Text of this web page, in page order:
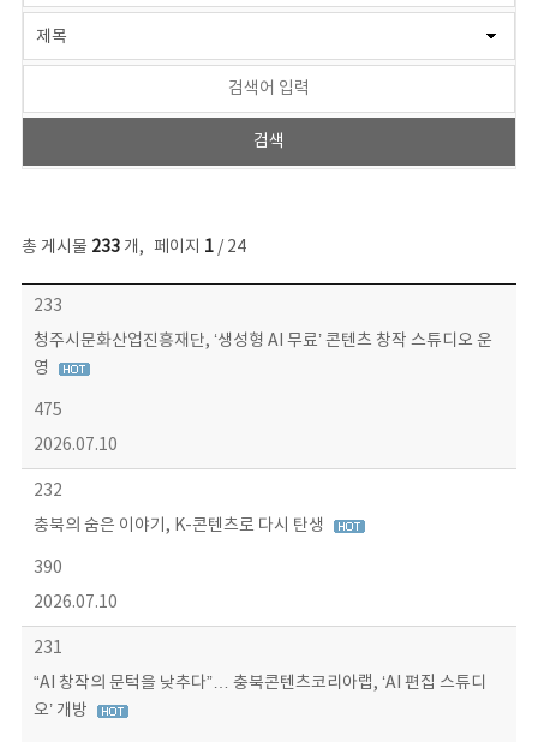
총 게시물 233개, 페이지 1/ 24
보도자료 목록 - 번호, 제목, 작성자, 파일, 조회수, 작성일 정보 제공
233
청주시문화산업진흥재단, ‘생성형 AI 무료’ 콘텐츠 창작 스튜디오 운
영
475
2026.07.10
232
충북의 숨은 이야기, K-콘텐츠로 다시 탄생
390
2026.07.10
231
“AI 창작의 문턱을 낮추다”… 충북콘텐츠코리아랩, ‘AI 편집 스튜디
오’ 개방